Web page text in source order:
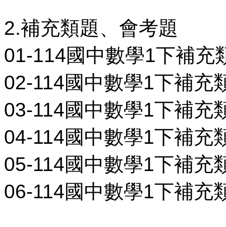
2.補充類題、會考題
01-114國中數學1下補充
02-114國中數學1下補充
03-114國中數學1下補充
04-114國中數學1下補充
05-114國中數學1下補充
06-114國中數學1下補充